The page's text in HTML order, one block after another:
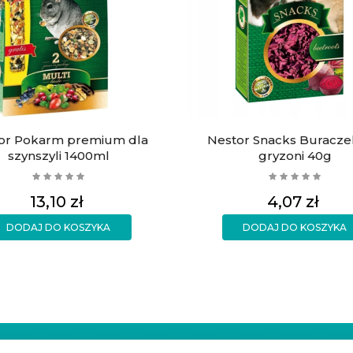
Pokarm premium dla
szynszyli 1400ml
Cena
13,10 zł
DODAJ DO KOSZYKA
Nestor Snacks
gryzoni 40g
Cena
4,07 zł
DODAJ DO KOSZYKA